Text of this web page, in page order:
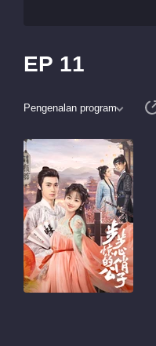
EP 11
Pengenalan program